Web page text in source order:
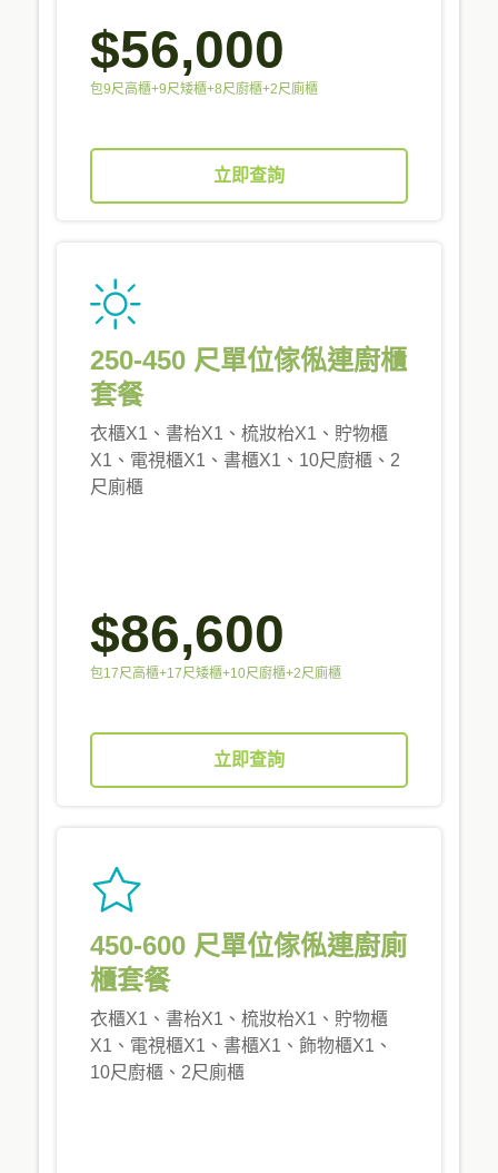
$56,000
包9尺高櫃+9尺矮櫃+8尺廚櫃+2尺廁櫃
立即查詢
250-450 尺單位傢俬連廚櫃
套餐
衣櫃X1、書枱X1、梳妝枱X1、貯物櫃
X1、電視櫃X1、書櫃X1、10尺廚櫃、2
尺廁櫃
$86,600
包17尺高櫃+17尺矮櫃+10尺廚櫃+2尺廁櫃
立即查詢
450-600 尺單位傢俬連廚廁
櫃套餐
衣櫃X1、書枱X1、梳妝枱X1、貯物櫃
X1、電視櫃X1、書櫃X1、飾物櫃X1、
10尺廚櫃、2尺廁櫃